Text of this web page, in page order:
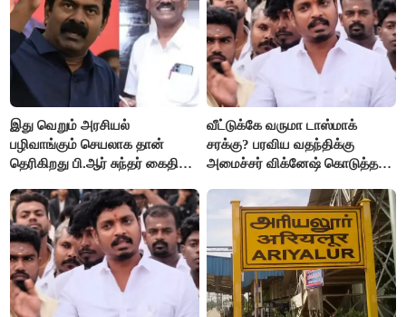
இது வெறும் அரசியல்
பழிவாங்கும் செயலாக தான்
தெரிகிறது பி.ஆர் சுந்தர் கைதிற்கு
வீட்டுக்கே வருமா டாஸ்மாக்
சரக்கு? பரவிய வதந்திக்கு
அமைச்சர் விக்னேஷ் கொடுத்த